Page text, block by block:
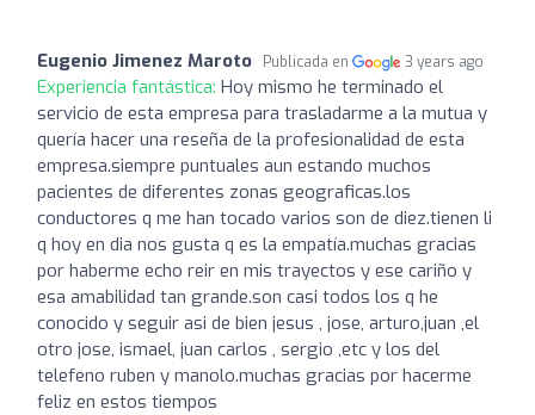
Eugenio Jimenez Maroto Publicada en 3 years ago
Experiencia fantástica: Hoy mismo he terminado el
servicio de esta empresa para trasladarme a la mutua y
quería hacer una reseña de la profesionalidad de esta
empresa.siempre puntuales aun estando muchos
pacientes de diferentes zonas geograficas.los
conductores q me han tocado varios son de diez.tienen li
q hoy en dia nos gusta q es la empatía.muchas gracias
por haberme echo reir en mis trayectos y ese cariño y
esa amabilidad tan grande.son casi todos los q he
conocido y seguir asi de bien jesus , jose, arturo,juan ,el
otro jose, ismael, juan carlos , sergio ,etc y los del
telefeno ruben y manolo.muchas gracias por hacerme
feliz en estos tiempos